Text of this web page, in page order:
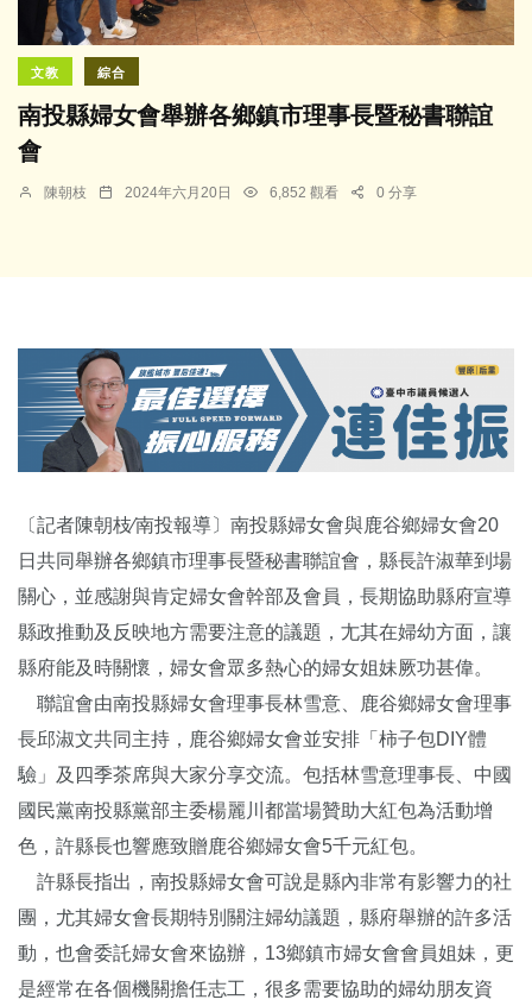
文教 綜合
南投縣婦女會舉辦各鄉鎮市理事長暨秘書聯誼
會
陳朝枝 2024年六月20日 6,852 觀看 0 分享
〔記者陳朝枝∕南投報導〕南投縣婦女會與鹿谷鄉婦女會20
日共同舉辦各鄉鎮市理事長暨秘書聯誼會，縣長許淑華到場
關心，並感謝與肯定婦女會幹部及會員，長期協助縣府宣導
縣政推動及反映地方需要注意的議題，尢其在婦幼方面，讓
縣府能及時關懷，婦女會眾多熱心的婦女姐妹厥功甚偉。
聯誼會由南投縣婦女會理事長林雪意、鹿谷鄉婦女會理事
長邱淑文共同主持，鹿谷鄉婦女會並安排「柿子包DIY體
驗」及四季茶席與大家分享交流。包括林雪意理事長、中國
國民黨南投縣黨部主委楊麗川都當場贊助大紅包為活動增
色，許縣長也響應致贈鹿谷鄉婦女會5千元紅包。
許縣長指出，南投縣婦女會可說是縣內非常有影響力的社
團，尤其婦女會長期特別關注婦幼議題，縣府舉辦的許多活
動，也會委託婦女會來協辦，13鄉鎮市婦女會會員姐妹，更
是經常在各個機關擔任志工，很多需要協助的婦幼朋友資